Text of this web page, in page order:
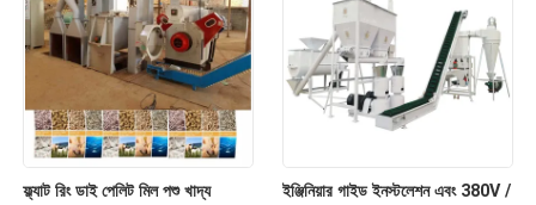
ফ্ল্যাট রিং ডাই পেলিট মিল পশু খাদ্য
ইঞ্জিনিয়ার গাইড ইনস্টলেশন এবং 380V /